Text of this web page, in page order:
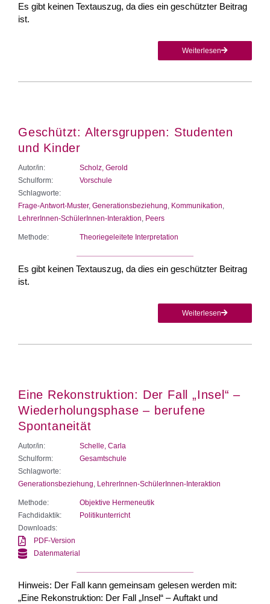
Es gibt keinen Textauszug, da dies ein geschützter Beitrag
ist.
Weiterlesen
Geschützt: Altersgruppen: Studenten
und Kinder
Autor/in:
Scholz, Gerold
Schulform:
Vorschule
Schlagworte:
Frage-Antwort-Muster, Generationsbeziehung Kommunikation
LehrerInnen-SchülerInnen-Interaktion Peers
Methode: Theoriegeleitete Interpretation
Es gibt keinen Textauszug, da dies ein geschützter Beitrag
ist.
Weiterlesen
Eine Rekonstruktion: Der Fall „Insel“ –
Wiederholungsphase – berufene
Spontaneität
Autor/in:
Schelle, Carla
Schulform:
Gesamtschule
Schlagworte:
Generationsbeziehung LehrerInnen-SchülerInnen-Interaktion
Methode:
Objektive Hermeneutik
Fachdidaktik:
Politikunterricht
Downloads:
PDF-Version
Datenmaterial
Hinweis: Der Fall kann gemeinsam gelesen werden mit:
„Eine Rekonstruktion: Der Fall „Insel“ – Auftakt und